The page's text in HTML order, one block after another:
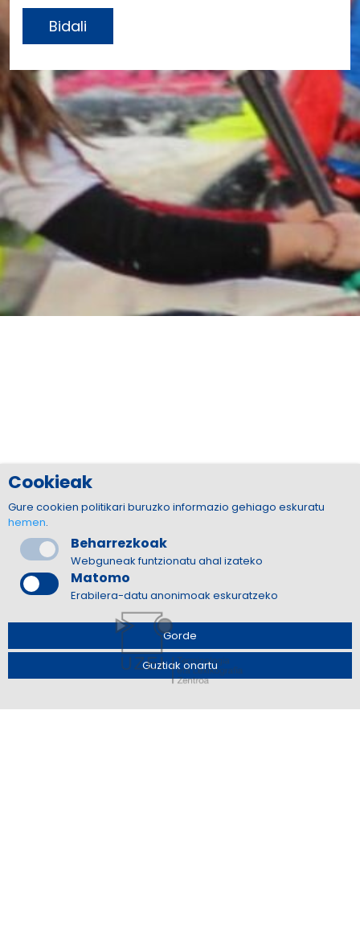
Bidali
Cookieak
Gure cookien politikari buruzko informazio gehiago eskuratu
hemen.
Beharrezkoak
Webguneak funtzionatu ahal izateko
Matomo
Erabilera-datu anonimoak eskuratzeko